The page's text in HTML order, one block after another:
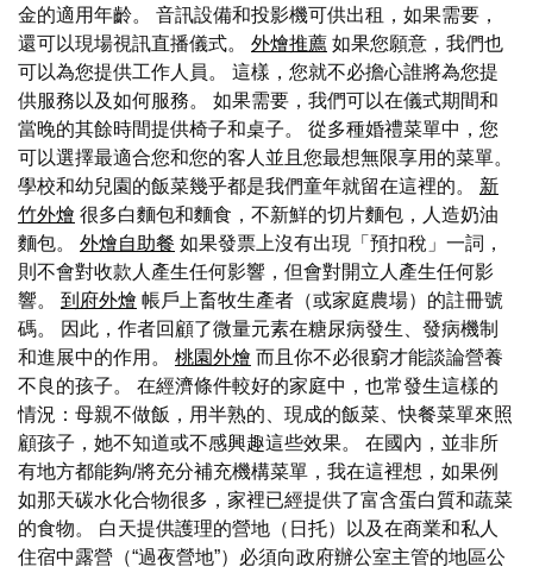
金的適用年齡。 音訊設備和投影機可供出租，如果需要，
還可以現場視訊直播儀式。 外燴推薦 如果您願意，我們也
可以為您提供工作人員。 這樣，您就不必擔心誰將為您提
供服務以及如何服務。 如果需要，我們可以在儀式期間和
當晚的其餘時間提供椅子和桌子。 從多種婚禮菜單中，您
可以選擇最適合您和您的客人並且您最想無限享用的菜單。
學校和幼兒園的飯菜幾乎都是我們童年就留在這裡的。 新
竹外燴 很多白麵包和麵食，不新鮮的切片麵包，人造奶油
麵包。 外燴自助餐 如果發票上沒有出現「預扣稅」一詞，
則不會對收款人產生任何影響，但會對開立人產生任何影
響。 到府外燴 帳戶上畜牧生產者（或家庭農場）的註冊號
碼。 因此，作者回顧了微量元素在糖尿病發生、發病機制
和進展中的作用。 桃園外燴 而且你不必很窮才能談論營養
不良的孩子。 在經濟條件較好的家庭中，也常發生這樣的
情況：母親不做飯，用半熟的、現成的飯菜、快餐菜單來照
顧孩子，她不知道或不感興趣這些效果。 在國內，並非所
有地方都能夠/將充分補充機構菜單，我在這裡想，如果例
如那天碳水化合物很多，家裡已經提供了富含蛋白質和蔬菜
的食物。 白天提供護理的營地（日托）以及在商業和私人
住宿中露營（“過夜營地”）必須向政府辦公室主管的地區公